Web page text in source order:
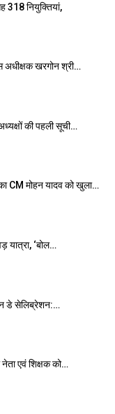
318 नियुक्तियां,
अधीक्षक खरगोन श्री…
की पहली सूची…
CM मोहन यादव को खुला…
यात्रा, ‘बोल…
डे सेलिब्रेशन:…
नेता एवं शिक्षक को…